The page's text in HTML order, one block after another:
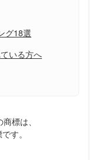
グ18選
いる方へ
標は、
す。